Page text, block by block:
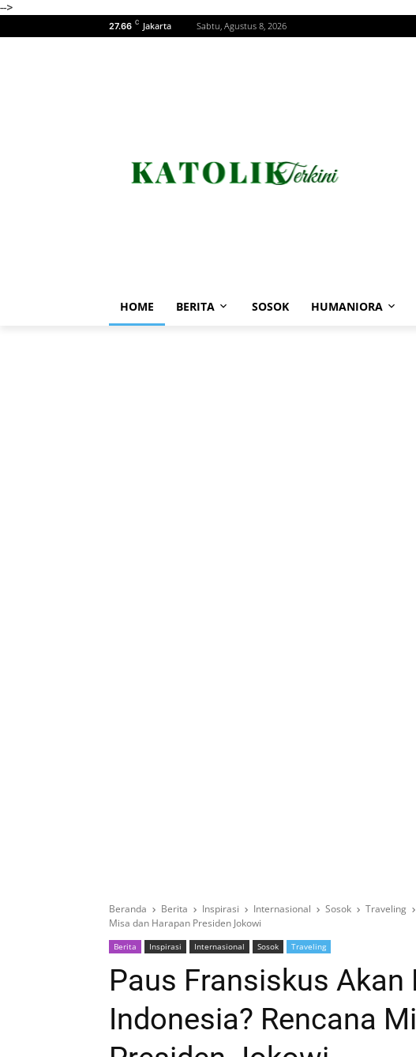
-->
27.66 C Jakarta Sabtu, Agustus 8, 2026
HOME BERITA SOSOK HUMANIORA
Beranda Berita Inspirasi Internasional Sosok Traveling
Misa dan Harapan Presiden Jokowi
Berita Inspirasi Internasional Sosok Traveling
Paus Fransiskus Akan
Indonesia? Rencana